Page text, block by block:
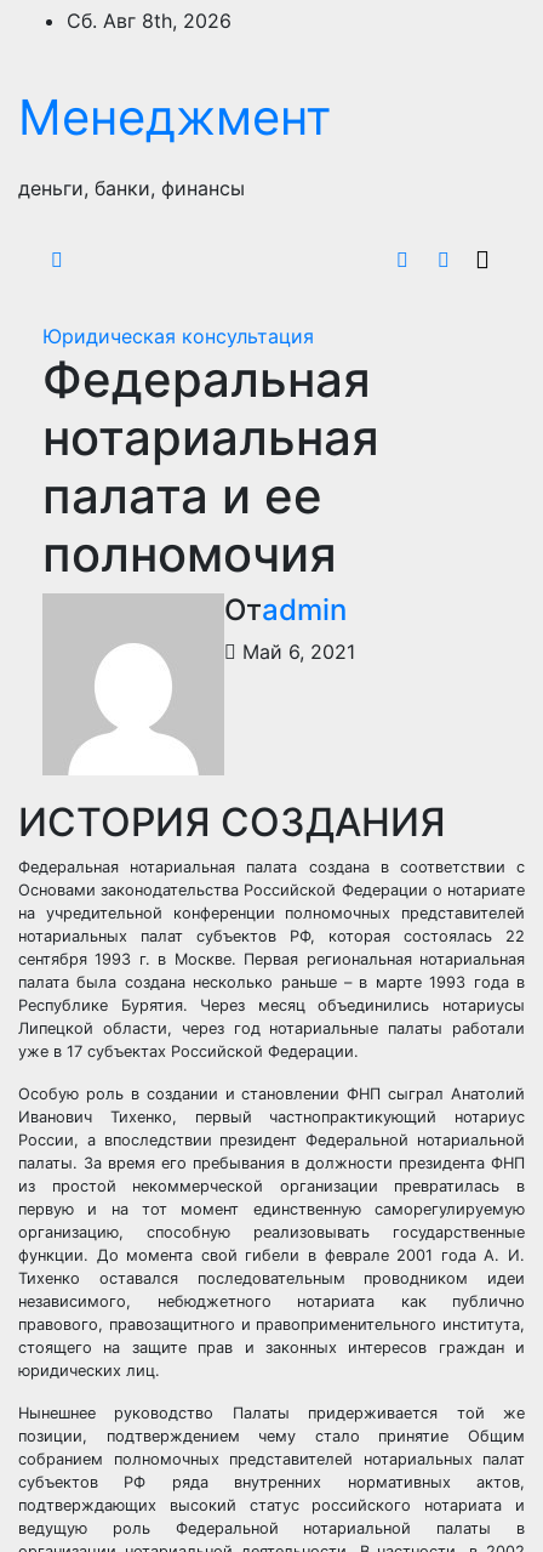
ПерейтиСб. Авг 8th, 2026
Менеджмент
деньги, банки, финансы
Юридическая консультация
Федеральная
нотариальная
палата и ее
полномочия
Отadmin
Май 6, 2021
ИСТОРИЯ СОЗДАНИЯ
Федеральная нотариальная палата создана в соответствии с
Основами законодательства Российской Федерации о нотариате
на учредительной конференции полномочных представителей
нотариальных палат субъектов РФ, которая состоялась 22
сентября 1993 г. в Москве. Первая региональная нотариальная
палата была создана несколько раньше – в марте 1993 года в
Республике Бурятия. Через месяц объединились нотариусы
Липецкой области, через год нотариальные палаты работали
уже в 17 субъектах Российской Федерации.
Особую роль в создании и становлении ФНП сыграл Анатолий
Иванович Тихенко, первый частнопрактикующий нотариус
России, а впоследствии президент Федеральной нотариальной
палаты. За время его пребывания в должности президента ФНП
из простой некоммерческой организации превратилась в
первую и на тот момент единственную саморегулируемую
организацию, способную реализовывать государственные
функции. До момента свой гибели в феврале 2001 года А. И.
Тихенко оставался последовательным проводником идеи
независимого, небюджетного нотариата как публично
правового, правозащитного и правоприменительного института,
стоящего на защите прав и законных интересов граждан и
юридических лиц.
Нынешнее руководство Палаты придерживается той же
позиции, подтверждением чему стало принятие Общим
собранием полномочных представителей нотариальных палат
субъектов РФ ряда внутренних нормативных актов,
подтверждающих высокий статус российского нотариата и
ведущую роль Федеральной нотариальной палаты в